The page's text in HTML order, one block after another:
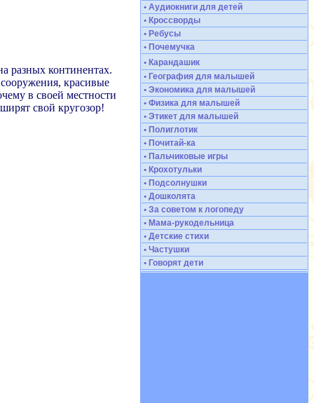
разных континентах.
красивые
в своей местности
свой кругозор!
• Аудиокниги для детей
• Кроссворды
• Ребусы
• Почемучка
• Карандашик
• География для малышей
• Экономика для малышей
• Физика для малышей
• Этикет для малышей
• Полиглотик
• Почитай-ка
• Пальчиковые игры
• Крохотульки
• Подсолнушки
• Дошколята
• За советом к логопеду
• Мама-рукодельница
• Детские стихи
• Частушки
• Говорят дети